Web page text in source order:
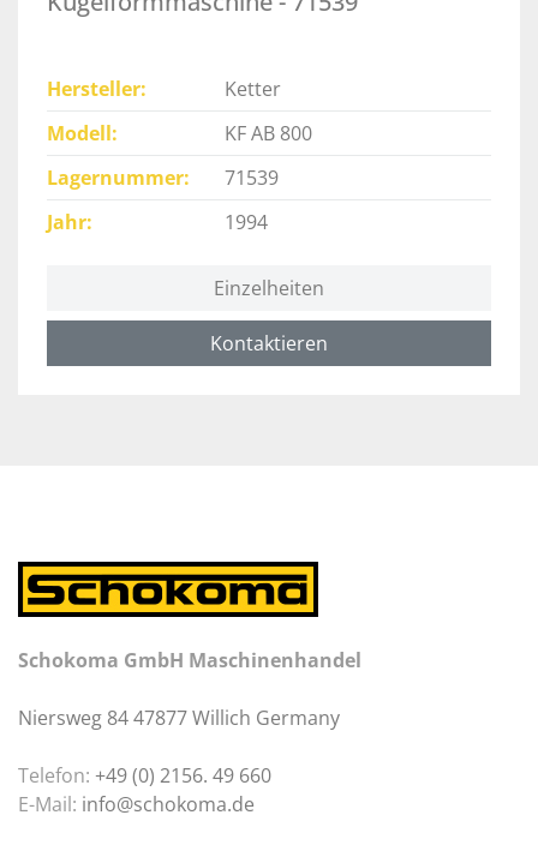
Hersteller
Ketter
Modell
KF AB 800
Lagernummer
71539
Jahr
1994
Einzelheiten
Kontaktieren
Schokoma GmbH Maschinenhandel
Niersweg 84 47877 Willich Germany
Telefon: +49 (0) 2156. 49 660
E-Mail: info@schokoma.de